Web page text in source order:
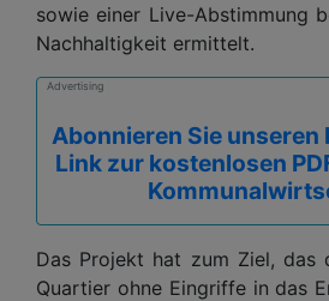
sowie einer Live-Abstimmung
Nachhaltigkeit ermittelt.
Advertising
Abonnieren Sie
Link zur kostenlosen
Das Projekt hat zum Ziel, das
Quartier ohne Eingriffe in das